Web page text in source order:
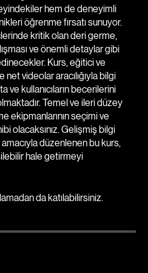
sanatına ilgi duyan herkes
eğitim sunmaktadır. Bu
hem de deneyimli
öğrenme fırsatı sunuyor.
kritik olan deri germe,
ve önemli detaylar gibi
Kurs, eğitici ve
net videolar aracılığıyla bilgi
ve kullanıcıların becerilerini
Temel ve ileri düzey
ekipmanlarının seçimi ve
olacaksınız. Gelişmiş bilgi
düzenlenen bu kurs,
hale getirmeyi
da katılabilirsiniz.